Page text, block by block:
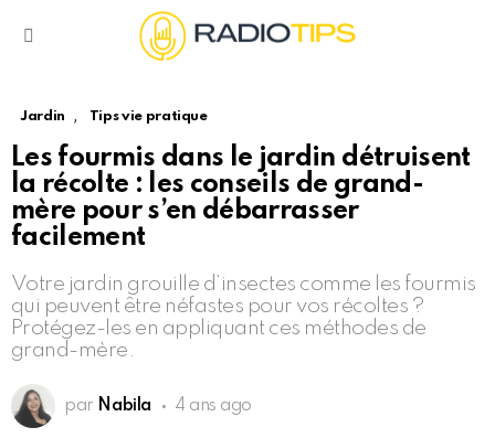
Jardin , Tips vie pratique
Les fourmis dans le jardin détruisent
la récolte : les conseils de grand-
mère pour s’en débarrasser
facilement
Votre jardin grouille d’insectes comme les fourmis
qui peuvent être néfastes pour vos récoltes ?
Protégez-les en appliquant ces méthodes de
grand-mère.
par Nabila 4 ans ago